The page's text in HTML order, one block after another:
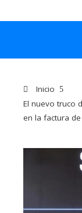
Inicio
El nuevo truco
en la factura